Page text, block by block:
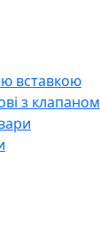
вставкою
з клапаном